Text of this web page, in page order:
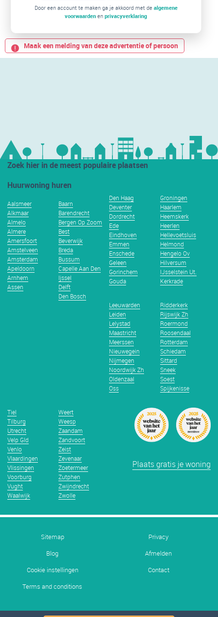
Door een account te maken ga je akkoord met de algemene
voorwaarden enprivacyverklaring
Maak een melding van deze advertentie of persoon
Zoek hier in de meest populaire plaatsen
Huurwoning huren
Aalsmeer
Alkmaar
Almelo
Almere
Amersfoort
Amstelveen
Amsterdam
Apeldoorn
Arnhem
Assen
Baarn
Barendrecht
Bergen Op Zoom
Best
Beverwijk
Breda
Bussum
Capelle Aan Den
Ijssel
Delft
Den Bosch
Den Haag
Deventer
Dordrecht
Ede
Eindhoven
Emmen
Enschede
Geleen
Gorinchem
Gouda
Groningen
Haarlem
Heemskerk
Heerlen
Hellevoetsluis
Helmond
Hengelo Ov
Hilversum
IJsselstein Ut.
Kerkrade
Leeuwarden
Leiden
Lelystad
Maastricht
Meerssen
Nieuwegein
Nijmegen
Noordwijk Zh
Oldenzaal
Oss
Ridderkerk
Rijswijk Zh
Roermond
Roosendaal
Rotterdam
Schiedam
Sittard
Sneek
Soest
Spijkenisse
Tiel
Tilburg
Utrecht
Velp Gld
Venlo
Vlaardingen
Vlissingen
Voorburg
Vught
Waalwijk
Weert
Weesp
Zaandam
Zandvoort
Zeist
Zevenaar
Zoetermeer
Zutphen
Zwijndrecht
Zwolle
Plaats gratis je woning
Sitemap
Privacy
Blog
Afmelden
Cookie instellingen
Contact
Terms and conditions